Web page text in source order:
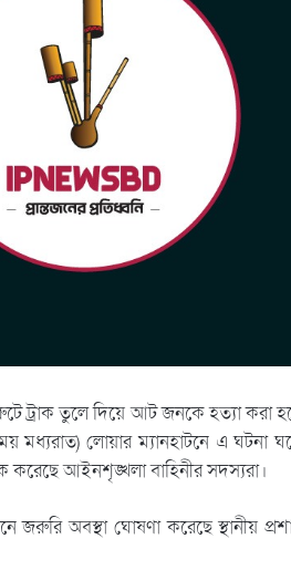
রুটে ট্রাক তুলে দিয়ে আট জনকে হত্যা
মধ্যরাত) লোয়ার ম্যানহাটনে এ ঘটনা
আইনশৃঙ্খলা বাহিনীর সদস্যরা।
জরুরি অবস্থা ঘোষণা করেছে স্থানীয়